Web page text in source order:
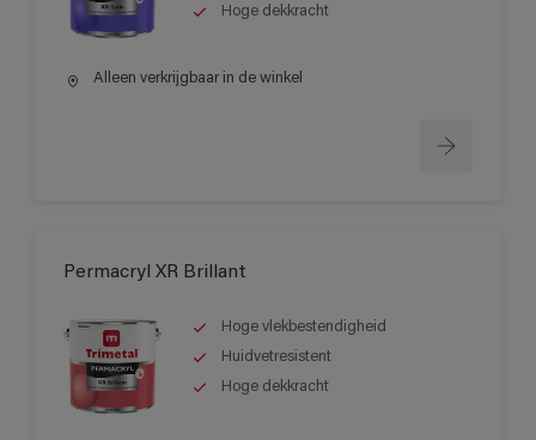
Hoge dekkracht
Alleen verkrijgbaar in de winkel
Permacryl XR Brillant
Hoge vlekbestendigheid
Huidvetresistent
Hoge dekkracht